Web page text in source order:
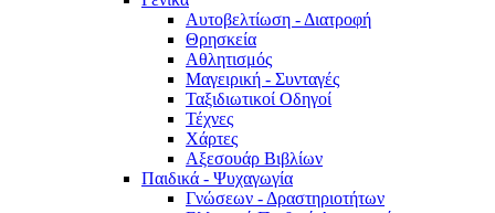
Αυτοβελτίωση - Διατροφή
Θρησκεία
Αθλητισμός
Μαγειρική - Συνταγές
Ταξιδιωτικοί Οδηγοί
Τέχνες
Χάρτες
Αξεσουάρ Βιβλίων
Παιδικά - Ψυχαγωγία
Γνώσεων - Δραστηριοτήτων